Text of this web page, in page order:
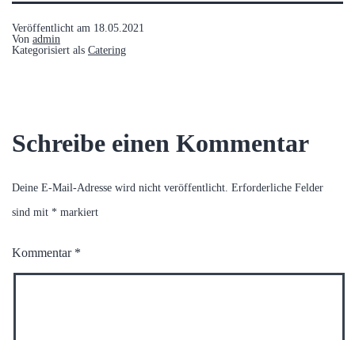
Veröffentlicht am 18.05.2021
Von admin
Kategorisiert als Catering
Schreibe einen Kommentar
Deine E-Mail-Adresse wird nicht veröffentlicht. Erforderliche Felder
sind mit * markiert
Kommentar *